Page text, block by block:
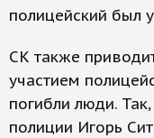
полицейский был
СК также
участием
погибли люди.
полиции Игорь